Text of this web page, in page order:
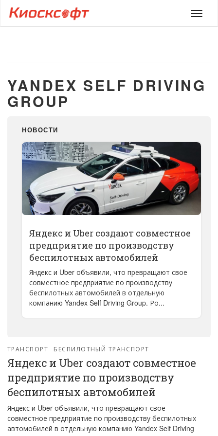
Меню
YANDEX SELF DRIVING
GROUP
НОВОСТИ
Яндекс и Uber создают совместное
предприятие по производству
беспилотных автомобилей
Яндекс и Uber объявили, что превращают свое
совместное предприятие по производству
беспилотных автомобилей в отдельную
компанию Yandex Self Driving Group. Ро...
ТРАНСПОРТ БЕСПИЛОТНЫЙ ТРАНСПОРТ
Яндекс и Uber создают совместное
предприятие по производству
беспилотных автомобилей
Яндекс и Uber объявили, что превращают свое
совместное предприятие по производству беспилотных
автомобилей в отдельную компанию Yandex Self Driving